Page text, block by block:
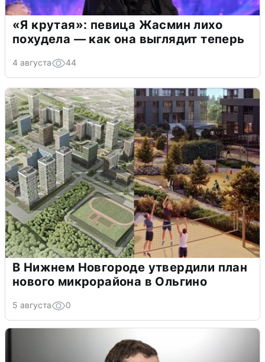
«Я крутая»: певица Жасмин лихо
похудела — как она выглядит теперь
4 августа 44
В Нижнем Новгороде утвердили план
нового микрорайона в Ольгино
5 августа 0